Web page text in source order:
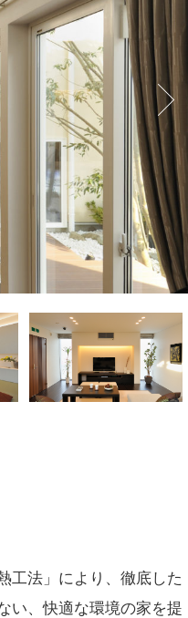
工法」により、徹底した
い、快適な環境の家を提